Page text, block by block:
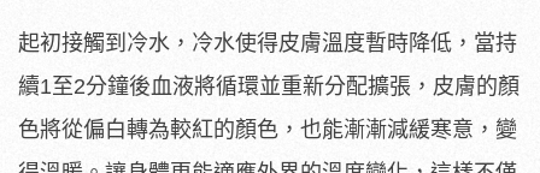
起初接觸到冷水，冷水使得皮膚溫度暫時降低，當持
續1至2分鐘後血液將循環並重新分配擴張，皮膚的顏
色將從偏白轉為較紅的顏色，也能漸漸減緩寒意，變